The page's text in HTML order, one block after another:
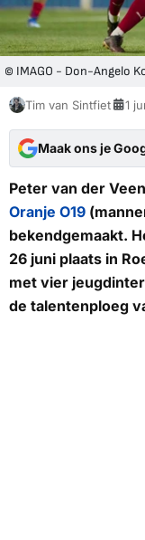
© IMAGO - Don-Angelo
Tim van Sintfiet 1
Maak ons je
Peter van der
Oranje O19
bekendgemaakt.
26 juni plaats in
met vier
de talentenploeg